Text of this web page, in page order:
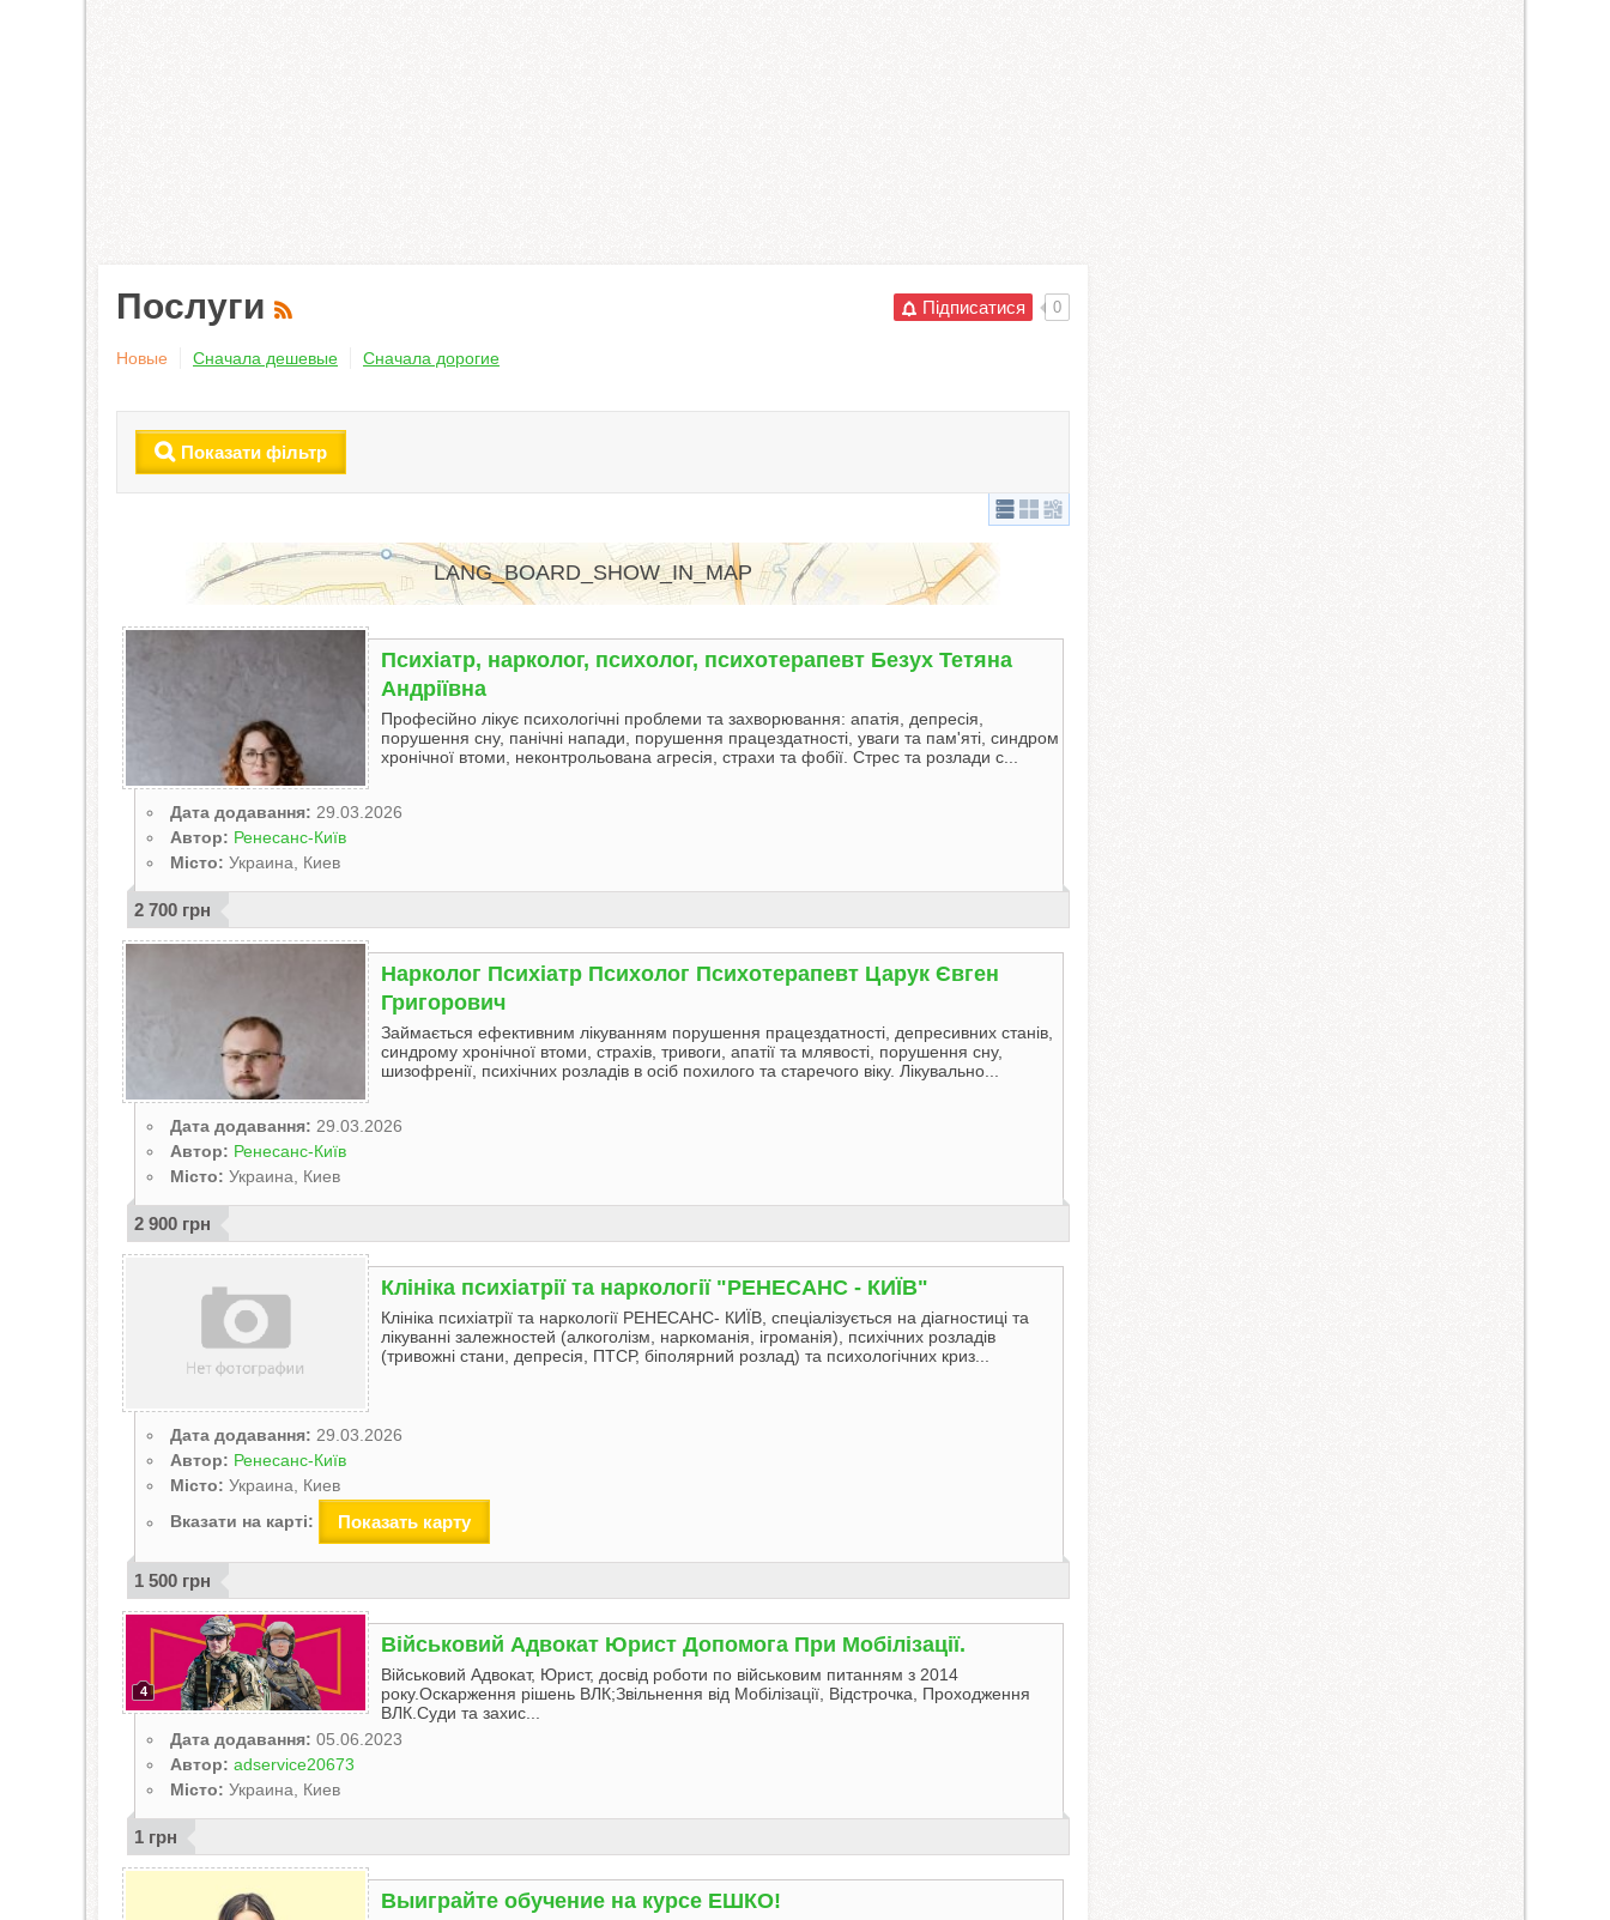
Підписатися 0
Послуги
Новые Сначала дешевые Сначала дорогие
Показати фільтр
LANG_BOARD_SHOW_IN_MAP
Психіатр, нарколог, психолог, психотерапевт Безух Тетяна
Андріївна
Професійно лікує психологічні проблеми та захворювання: апатія, депресія,
порушення сну, панічні напади, порушення працездатності, уваги та пам'яті, синдром
хронічної втоми, неконтрольована агресія, страхи та фобії. Стрес та розлади с...
Дата додавання: 29.03.2026
Автор: Ренесанс-Київ
Місто: Украина, Киев
2 700 грн
Нарколог Психіатр Психолог Психотерапевт Царук Євген
Григорович
Займається ефективним лікуванням порушення працездатності, депресивних станів,
синдрому хронічної втоми, страхів, тривоги, апатії та млявості, порушення сну,
шизофренії, психічних розладів в осіб похилого та старечого віку. Лікувально...
Дата додавання: 29.03.2026
Автор: Ренесанс-Київ
Місто: Украина, Киев
2 900 грн
Клініка психіатрії та наркології "РЕНЕСАНС - КИЇВ"
Клініка психіатрії та наркології РЕНЕСАНС- КИЇВ, спеціалізується на діагностиці та
лікуванні залежностей (алкоголізм, наркоманія, ігроманія), психічних розладів
(тривожні стани, депресія, ПТСР, біполярний розлад) та психологічних криз...
Дата додавання: 29.03.2026
Автор: Ренесанс-Київ
Місто: Украина, Киев
Вказати на карті:
1 500 грн
4
Військовий Адвокат Юрист Допомога При Мобілізації.
Військовий Адвокат, Юрист, досвід роботи по військовим питанням з 2014
року.Оскарження рішень ВЛК;Звільнення від Мобілізації, Відстрочка, Проходження
ВЛК.Суди та захис...
Дата додавання: 05.06.2023
Автор: adservice20673
Місто: Украина, Киев
1 грн
Выиграйте обучение на курсе ЕШКО!